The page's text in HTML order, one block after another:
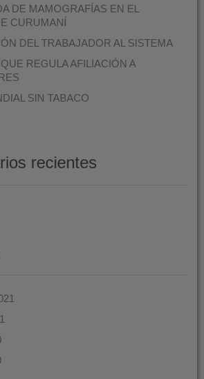
DE MAMOGRAFÍAS EN EL
CURUMANÍ
DEL TRABAJADOR AL SISTEMA
REGULA AFILIACIÓN A
SIN TABACO
recientes